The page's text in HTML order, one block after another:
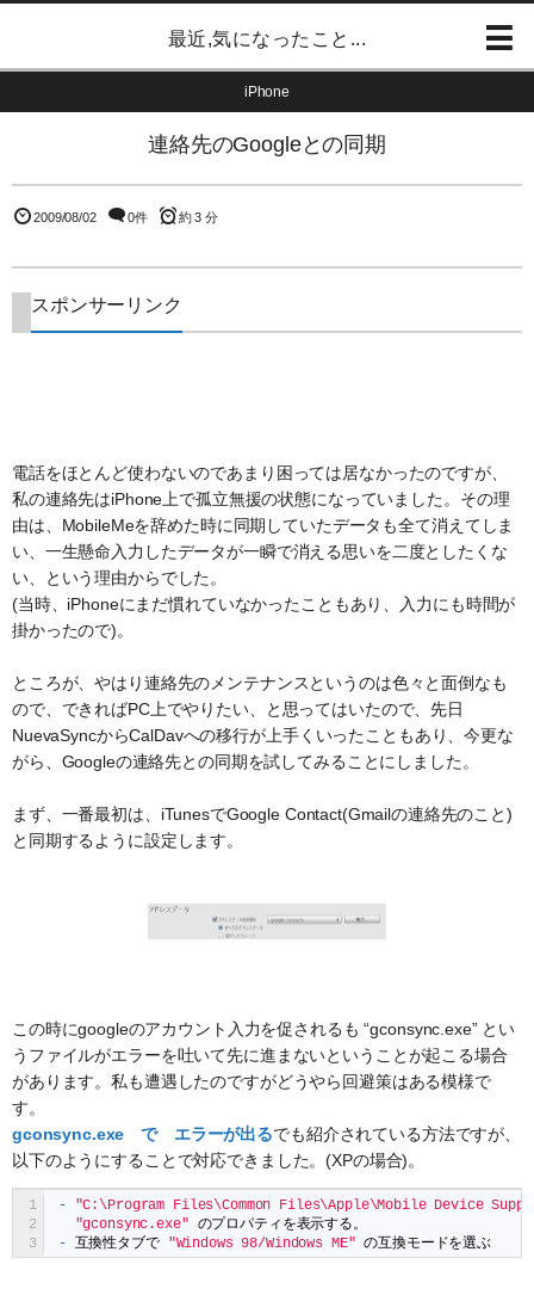
最近,気になったこと...
iPhone
連絡先のGoogleとの同期
2009/08/02 0件 約 3 分
スポンサーリンク
電話をほとんど使わないのであまり困っては居なかったのですが、
私の連絡先はiPhone上で孤立無援の状態になっていました。その理
由は、MobileMeを辞めた時に同期していたデータも全て消えてしま
い、一生懸命入力したデータが一瞬で消える思いを二度としたくな
い、という理由からでした。
(当時、iPhoneにまだ慣れていなかったこともあり、入力にも時間が
掛かったので)。
ところが、やはり連絡先のメンテナンスというのは色々と面倒なも
ので、できればPC上でやりたい、と思ってはいたので、先日
NuevaSyncからCalDavへの移行が上手くいったこともあり、今更な
がら、Googleの連絡先との同期を試してみることにしました。
まず、一番最初は、iTunesでGoogle Contact(Gmailの連絡先のこと)
と同期するように設定します。
この時にgoogleのアカウント入力を促されるも “gconsync.exe” とい
うファイルがエラーを吐いて先に進まないということが起こる場合
があります。私も遭遇したのですがどうやら回避策はある模様で
す。
gconsync.exe で エラーが出るでも紹介されている方法ですが、
以下のようにすることで対応できました。(XPの場合)。
1
2
3
-
"C:\Program Files\Common Files\Apple\Mobile Device
"gconsync.exe" のプロパティを表示する。
- 互換性タブで "Windows 98/Windows ME" の互換モードを選ぶ